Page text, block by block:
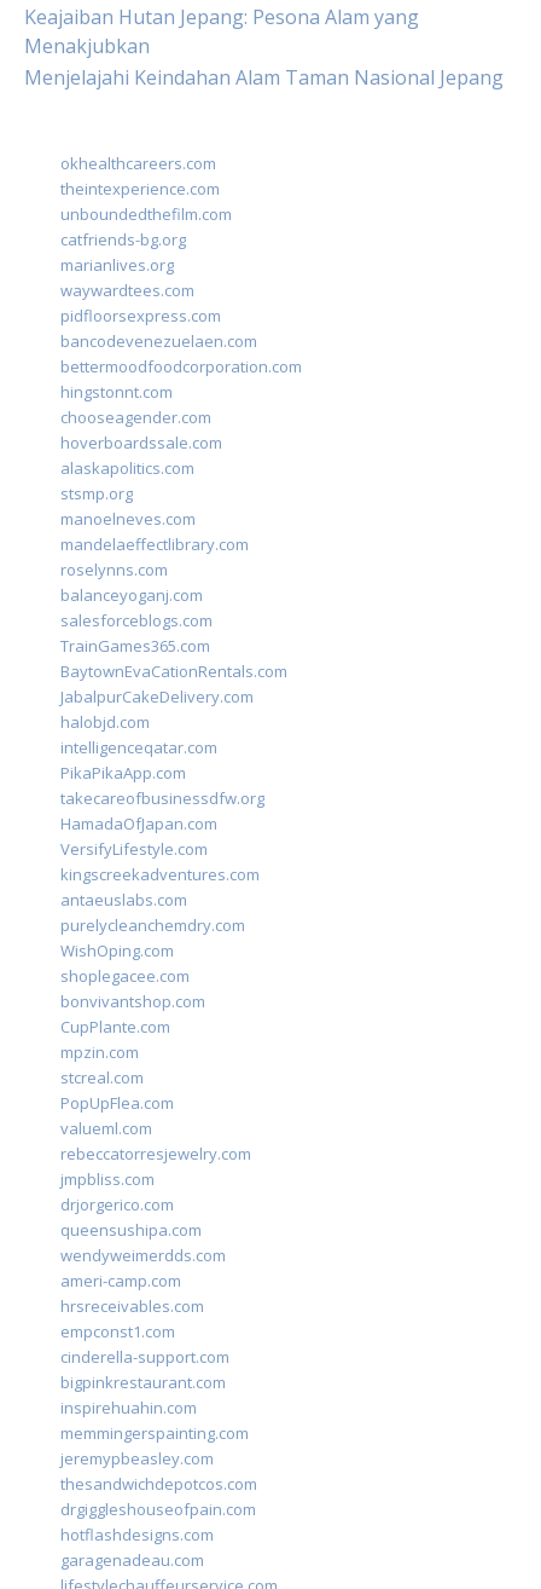
Keajaiban Hutan Jepang: Pesona Alam yang
Menakjubkan
Menjelajahi Keindahan Alam Taman Nasional Jepang
okhealthcareers.com
theintexperience.com
unboundedthefilm.com
catfriends-bg.org
marianlives.org
waywardtees.com
pidfloorsexpress.com
bancodevenezuelaen.com
bettermoodfoodcorporation.com
hingstonnt.com
chooseagender.com
hoverboardssale.com
alaskapolitics.com
stsmp.org
manoelneves.com
mandelaeffectlibrary.com
roselynns.com
balanceyoganj.com
salesforceblogs.com
TrainGames365.com
BaytownEvaCationRentals.com
JabalpurCakeDelivery.com
halobjd.com
intelligenceqatar.com
PikaPikaApp.com
takecareofbusinessdfw.org
HamadaOfJapan.com
VersifyLifestyle.com
kingscreekadventures.com
antaeuslabs.com
purelycleanchemdry.com
WishOping.com
shoplegacee.com
bonvivantshop.com
CupPlante.com
mpzin.com
stcreal.com
PopUpFlea.com
valueml.com
rebeccatorresjewelry.com
jmpbliss.com
drjorgerico.com
queensushipa.com
wendyweimerdds.com
ameri-camp.com
hrsreceivables.com
empconst1.com
cinderella-support.com
bigpinkrestaurant.com
inspirehuahin.com
memmingerspainting.com
jeremypbeasley.com
thesandwichdepotcos.com
drgiggleshouseofpain.com
hotflashdesigns.com
garagenadeau.com